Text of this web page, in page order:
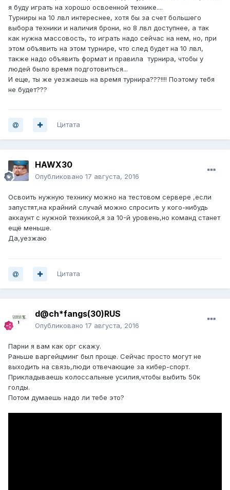
я буду играть на хорошо освоенной технике....
Турниры на 10 лвл интереснее, хотя бы за счет большего
выбора техники и наличия брони, но 8 лвл доступнее, а так
как нужна массовость, то играть надо сейчас на нем, но, при
этом объявить на этом турнире, что след будет на 10 лвл,
также надо объявить формат и правила турнира, чтобы у
людей было время подготовиться...
И еще, ты же уезжаешь на время турнира???!!!! Поэтому тебя
не будет???
Цитата
HAWX30
Опубликовано 17 августа, 2016
Освоить нужную технику можно на тестовом сервере ,если
запустят,на крайний случай можно спросить у кого-нибудь
аккаунт с нужной техникой,я за 10-й уровень,но команд станет
ещё меньше.
Да,уезжаю
Цитата
d@ch*fangs(30)RUS
Опубликовано 17 августа, 2016
Парни я вам как орг скажу.
Раньше варгейцминг был проще. Сейчас просто могут не
выходить на связь,люди отвечающие за кибер-спорт.
Прикладываешь колоссальные усилия,чтобы выбить 50к
голды.
Потом думаешь надо ли тебе это?